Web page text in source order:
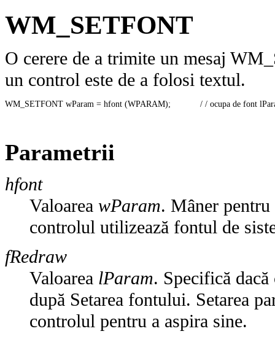
WM_SETFONT
O cerere de a trimite un mesaj
un control este de a folosi textul.
WM_SETFONT wParam = hfont (WPARAM);            / / ocupa de font
Parametrii
hfont
Valoarea wParam. Mâner
controlul utilizează fontul de
fRedraw
Valoarea lParam. Specifică
după Setarea fontului. Setarea
controlul pentru a aspira sine.